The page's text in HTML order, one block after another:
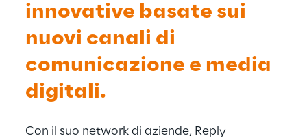
innovative basate sui
nuovi canali di
comunicazione e media
digitali.
Con il suo network di aziende, Reply